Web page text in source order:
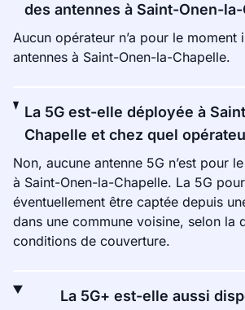
des antennes à Saint-Onen-
Aucun opérateur n’a pour le moment
antennes à Saint-Onen-la-Chapelle.
La 5G est-elle déployée à
Chapelle et chez quel
Non, aucune antenne 5G n’est pour
à Saint-Onen-la-Chapelle. La 5G
éventuellement être captée depuis
dans une commune voisine, selon la
conditions de couverture.
La 5G+ est-elle aussi